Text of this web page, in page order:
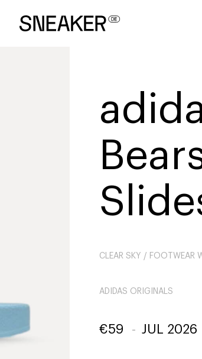
CLEAR SKY / FOOTWEAR
ADIDAS ORIGINALS
€59 - JUL 2026